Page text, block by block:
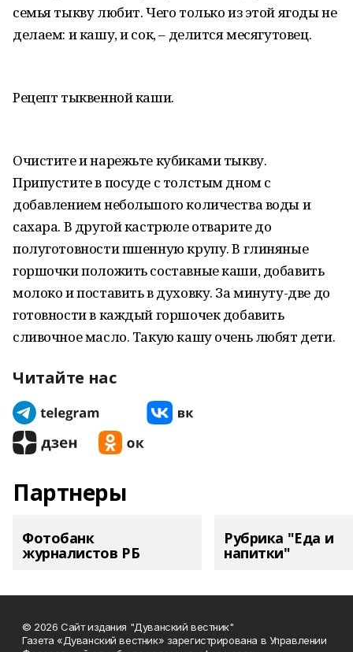
семья тыкву любит. Чего только из этой ягоды не
делаем: и кашу, и сок, – делится месягутовец.
Рецепт тыквенной каши.
Очистите и нарежьте кубиками тыкву.
Припустите в посуде с толстым дном с
добавлением небольшого количества воды и
сахара. В другой кастрюле отварите до
полуготовности пшенную крупу. В глиняные
горшочки положить составные каши, добавить
молоко и поставить в духовку. За минуту-две до
готовности в каждый горшочек добавить
сливочное масло. Такую кашу очень любят дети.
Читайте нас
Партнеры
Фотобанк
журналистов РБ
Рубрика "Еда и
напитки"
© 2026 Сайт издания "Дуванский вестник"
Газета «Дуванский вестник» зарегистрирована в Управлении